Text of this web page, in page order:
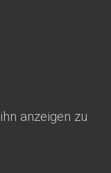
anzeigen zu